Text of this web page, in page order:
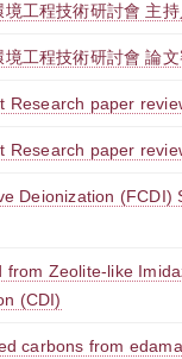
工程技術研討會 主持
工程技術研討會 論文
Research paper
Research paper
Deionization (FCDI)
from Zeolite-like
(CDI)
carbons from